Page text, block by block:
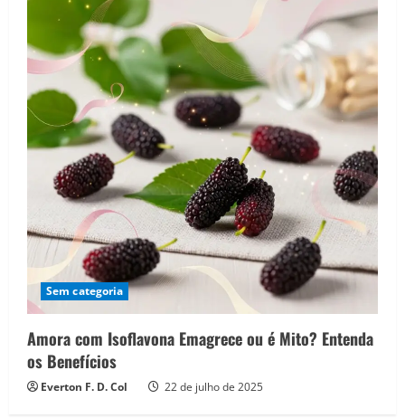
Sem categoria
Amora com Isoflavona Emagrece ou é Mito? Entenda
os Benefícios
Everton F. D. Col 22 de julho de 2025